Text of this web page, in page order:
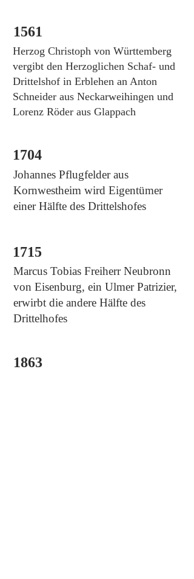
1561
Herzog Christoph von Württemberg
vergibt den Herzoglichen Schaf- und
Drittelshof in Erblehen an Anton
Schneider aus Neckarweihingen und
Lorenz Röder aus Glappach
1704
Johannes Pflugfelder aus
Kornwestheim wird Eigentümer
einer Hälfte des Drittelshofes
1715
Marcus Tobias Freiherr Neubronn
von Eisenburg, ein Ulmer Patrizier,
erwirbt die andere Hälfte des
Drittelhofes
1863